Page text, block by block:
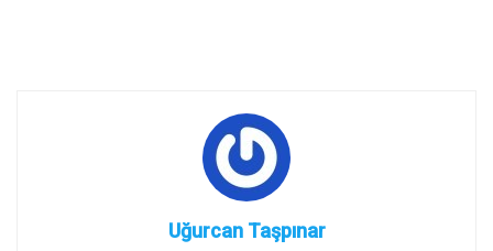
Uğurcan Taşpınar